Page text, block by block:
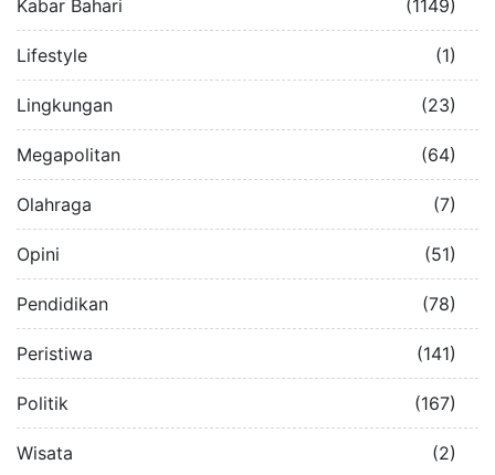
Kabar Bahari (1149)
Lifestyle (1)
Lingkungan (23)
Megapolitan (64)
Olahraga (7)
Opini (51)
Pendidikan (78)
Peristiwa (141)
Politik (167)
Wisata (2)